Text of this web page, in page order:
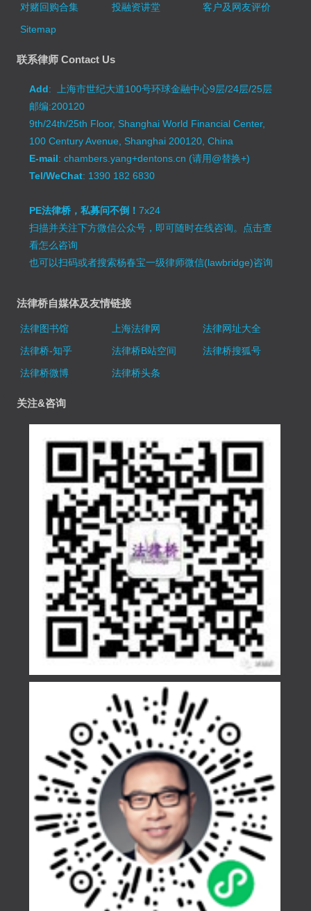
对赌回购合集
投融资讲堂
客户及网友评价
Sitemap
联系律师 Contact Us
Add: 上海市世纪大道100号环球金融中心9层/24层/25层
邮编:200120
9th/24th/25th Floor, Shanghai World Financial Center,
100 Century Avenue, Shanghai 200120, China
E-mail: chambers.yang+dentons.cn (请用@替换+)
Tel/WeChat: 1390 182 6830
PE法律桥，私募问不倒！7x24
扫描并关注下方微信公众号，即可随时在线咨询。 点击查
看怎么咨询
也可以扫码或者搜索杨春宝一级律师微信(lawbridge)咨询
法律桥自媒体及友情链接
法律图书馆 上海法律网
法律网址大全
法律桥-知乎
法律桥B站空间
法律桥搜狐号
法律桥微博
法律桥头条
关注&咨询